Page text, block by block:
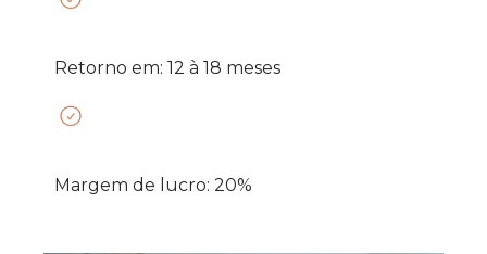
Retorno em: 12 à 18 meses
Margem de lucro: 20%